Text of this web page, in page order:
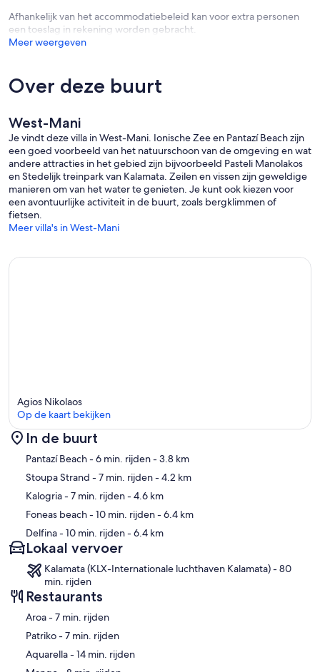
Afhankelijk van het accommodatiebeleid kan voor extra personen
een toeslag in rekening worden gebracht.
Meer weergeven
Over deze buurt
West-Mani
Je vindt deze villa in West-Mani. Ionische Zee en Pantazí Beach zijn
een goed voorbeeld van het natuurschoon van de omgeving en wat
andere attracties in het gebied zijn bijvoorbeeld Pasteli Manolakos
en Stedelijk treinpark van Kalamata. Zeilen en vissen zijn geweldige
manieren om van het water te genieten. Je kunt ook kiezen voor
een avontuurlijke activiteit in de buurt, zoals bergklimmen of
fietsen.
Meer villa's in West-Mani
Kaart
Agios Nikolaos
Op de kaart bekijken
In de buurt
Pantazí Beach- 6 min. rijden- 3.8 km
Stoupa Strand - 7 min. rijden- 4.2 km
Kalogria- 7 min. rijden- 4.6 km
Foneas beach- 10 min. rijden- 6.4 km
Delfina- 10 min. rijden- 6.4 km
Lokaal vervoer
Kalamata (KLX-Internationale luchthaven Kalamata) - 80
min. rijden
Restaurants
‪Aroa - ‬7 min. rijden
‪Patriko - ‬7 min. rijden
‪Aquarella - ‬14 min. rijden